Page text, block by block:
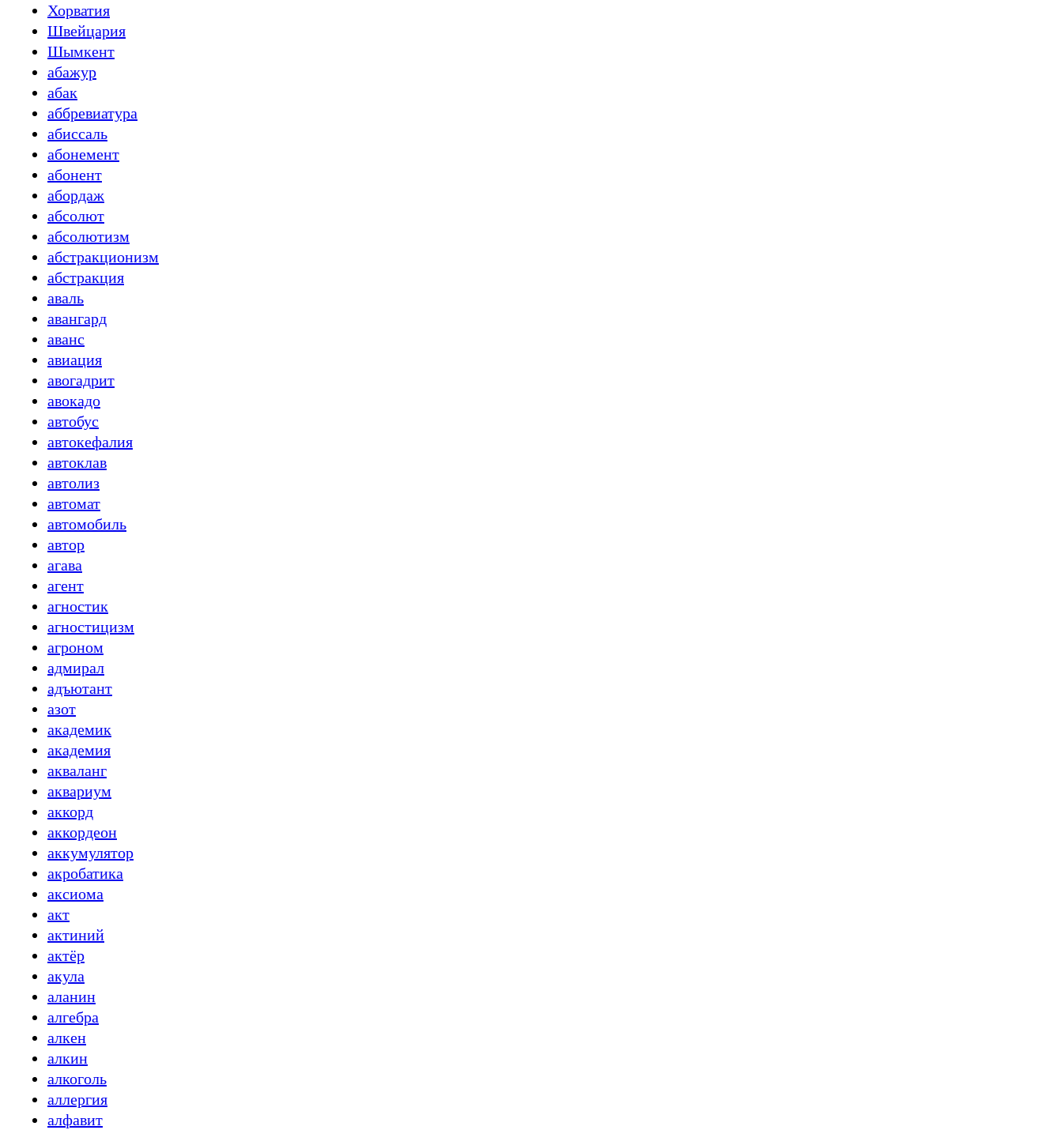
Хорватия
Швейцария
Шымкент
абажур
абак
аббревиатура
абиссаль
абонемент
абонент
абордаж
абсолют
абсолютизм
абстракционизм
абстракция
аваль
авангард
аванс
авиация
авогадрит
авокадо
автобус
автокефалия
автоклав
автолиз
автомат
автомобиль
автор
агава
агент
агностик
агностицизм
агроном
адмирал
адъютант
азот
академик
академия
акваланг
аквариум
аккорд
аккордеон
аккумулятор
акробатика
аксиома
акт
актиний
актёр
акула
аланин
алгебра
алкен
алкин
алкоголь
аллергия
алфавит